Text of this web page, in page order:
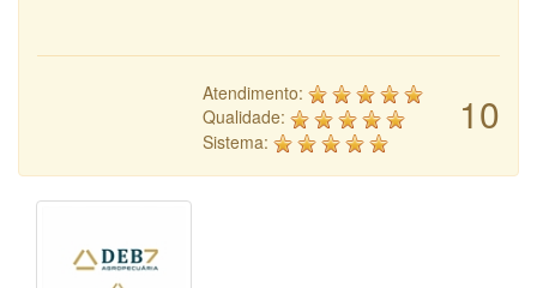
10
Atendimento:
Qualidade:
Sistema: